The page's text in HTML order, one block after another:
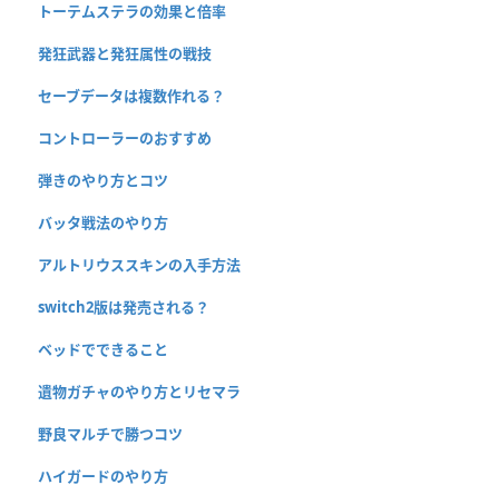
トーテムステラの効果と倍率
発狂武器と発狂属性の戦技
セーブデータは複数作れる？
コントローラーのおすすめ
弾きのやり方とコツ
バッタ戦法のやり方
アルトリウススキンの入手方法
switch2版は発売される？
ベッドでできること
遺物ガチャのやり方とリセマラ
野良マルチで勝つコツ
ハイガードのやり方